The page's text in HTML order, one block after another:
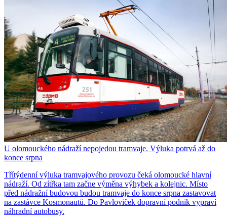
U olomouckého nádraží nepojedou tramvaje. Výluka potrvá až do
konce srpna
Třítýdenní výluka tramvajového provozu čeká olomoucké hlavní
nádraží. Od zítřka tam začne výměna výhybek a kolejnic. Místo
před nádražní budovou budou tramvaje do konce srpna zastavovat
na zastávce Kosmonautů. Do Pavloviček dopravní podnik vypraví
náhradní autobusy.